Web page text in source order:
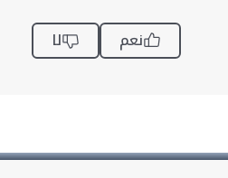
نعم لا